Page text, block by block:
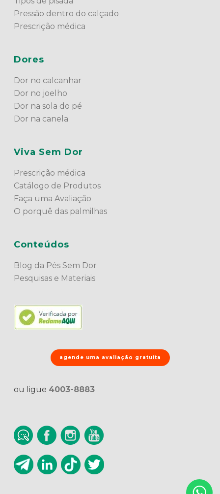
Pressão dentro do calçado
Prescrição médica
Dores
Dor no calcanhar
Dor no joelho
Dor na sola do pé
Dor na canela
Viva Sem Dor
Prescrição médica
Catálogo de Produtos
Faça uma Avaliação
O porquê das palmilhas
Conteúdos
Blog da Pés Sem Dor
Pesquisas e Materiais
agende uma avaliação gratuita
ou ligue 4003-8883